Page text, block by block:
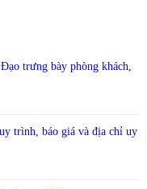
trưng bày phòng khách,
trình, báo giá và địa chỉ uy